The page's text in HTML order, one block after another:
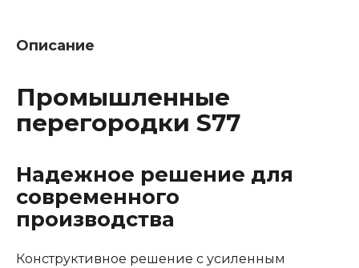
Описание
Промышленные
перегородки S77
Надежное решение для
современного
производства
Конструктивное решение с усиленным